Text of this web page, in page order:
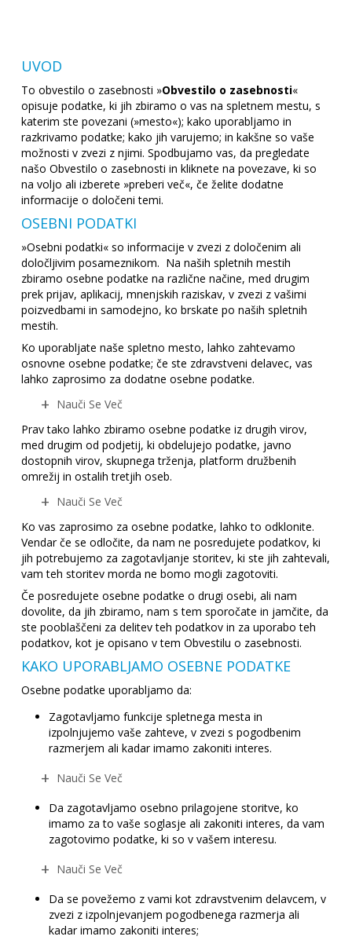
UVOD
To obvestilo o zasebnosti »Obvestilo o zasebnosti«
opisuje podatke, ki jih zbiramo o vas na spletnem mestu, s
katerim ste povezani (»mesto«); kako uporabljamo in
razkrivamo podatke; kako jih varujemo; in kakšne so vaše
možnosti v zvezi z njimi. Spodbujamo vas, da pregledate
našo Obvestilo o zasebnosti in kliknete na povezave, ki so
na voljo ali izberete »preberi več«, če želite dodatne
informacije o določeni temi.
OSEBNI PODATKI
»Osebni podatki« so informacije v zvezi z določenim ali
določljivim posameznikom. Na naših spletnih mestih
zbiramo osebne podatke na različne načine, med drugim
prek prijav, aplikacij, mnenjskih raziskav, v zvezi z vašimi
poizvedbami in samodejno, ko brskate po naših spletnih
mestih.
Ko uporabljate naše spletno mesto, lahko zahtevamo
osnovne osebne podatke; če ste zdravstveni delavec, vas
lahko zaprosimo za dodatne osebne podatke.
Nauči Se Več
Prav tako lahko zbiramo osebne podatke iz drugih virov,
med drugim od podjetij, ki obdelujejo podatke, javno
dostopnih virov, skupnega trženja, platform družbenih
omrežij in ostalih tretjih oseb.
Nauči Se Več
Ko vas zaprosimo za osebne podatke, lahko to odklonite.
Vendar če se odločite, da nam ne posredujete podatkov, ki
jih potrebujemo za zagotavljanje storitev, ki ste jih zahtevali,
vam teh storitev morda ne bomo mogli zagotoviti.
Če posredujete osebne podatke o drugi osebi, ali nam
dovolite, da jih zbiramo, nam s tem sporočate in jamčite, da
ste pooblaščeni za delitev teh podatkov in za uporabo teh
podatkov, kot je opisano v tem Obvestilu o zasebnosti.
KAKO UPORABLJAMO OSEBNE PODATKE
Osebne podatke uporabljamo da:
Zagotavljamo funkcije spletnega mesta in
izpolnjujemo vaše zahteve, v zvezi s pogodbenim
razmerjem ali kadar imamo zakoniti interes.
Nauči Se Več
Da zagotavljamo osebno prilagojene storitve, ko
imamo za to vaše soglasje ali zakoniti interes, da vam
zagotovimo podatke, ki so v vašem interesu.
Nauči Se Več
Da se povežemo z vami kot zdravstvenim delavcem, v
zvezi z izpolnjevanjem pogodbenega razmerja ali
kadar imamo zakoniti interes;